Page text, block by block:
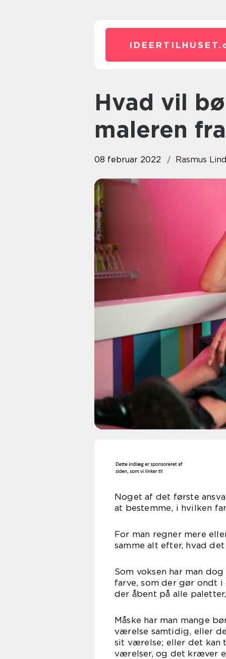
IDEERTILHUSET.
Hvad vil børnene have udført af
maleren
08 februar 2022 Rasmus
Noget af det første
at bestemme, i hvilken
For man regner mere
samme alt efter, hvad
Som voksen har man
farve, som der gør ondt
der åbent på alle
Måske har man mange
værelse samtidig, eller
sit værelse; eller det kan
værelser, og det kræver